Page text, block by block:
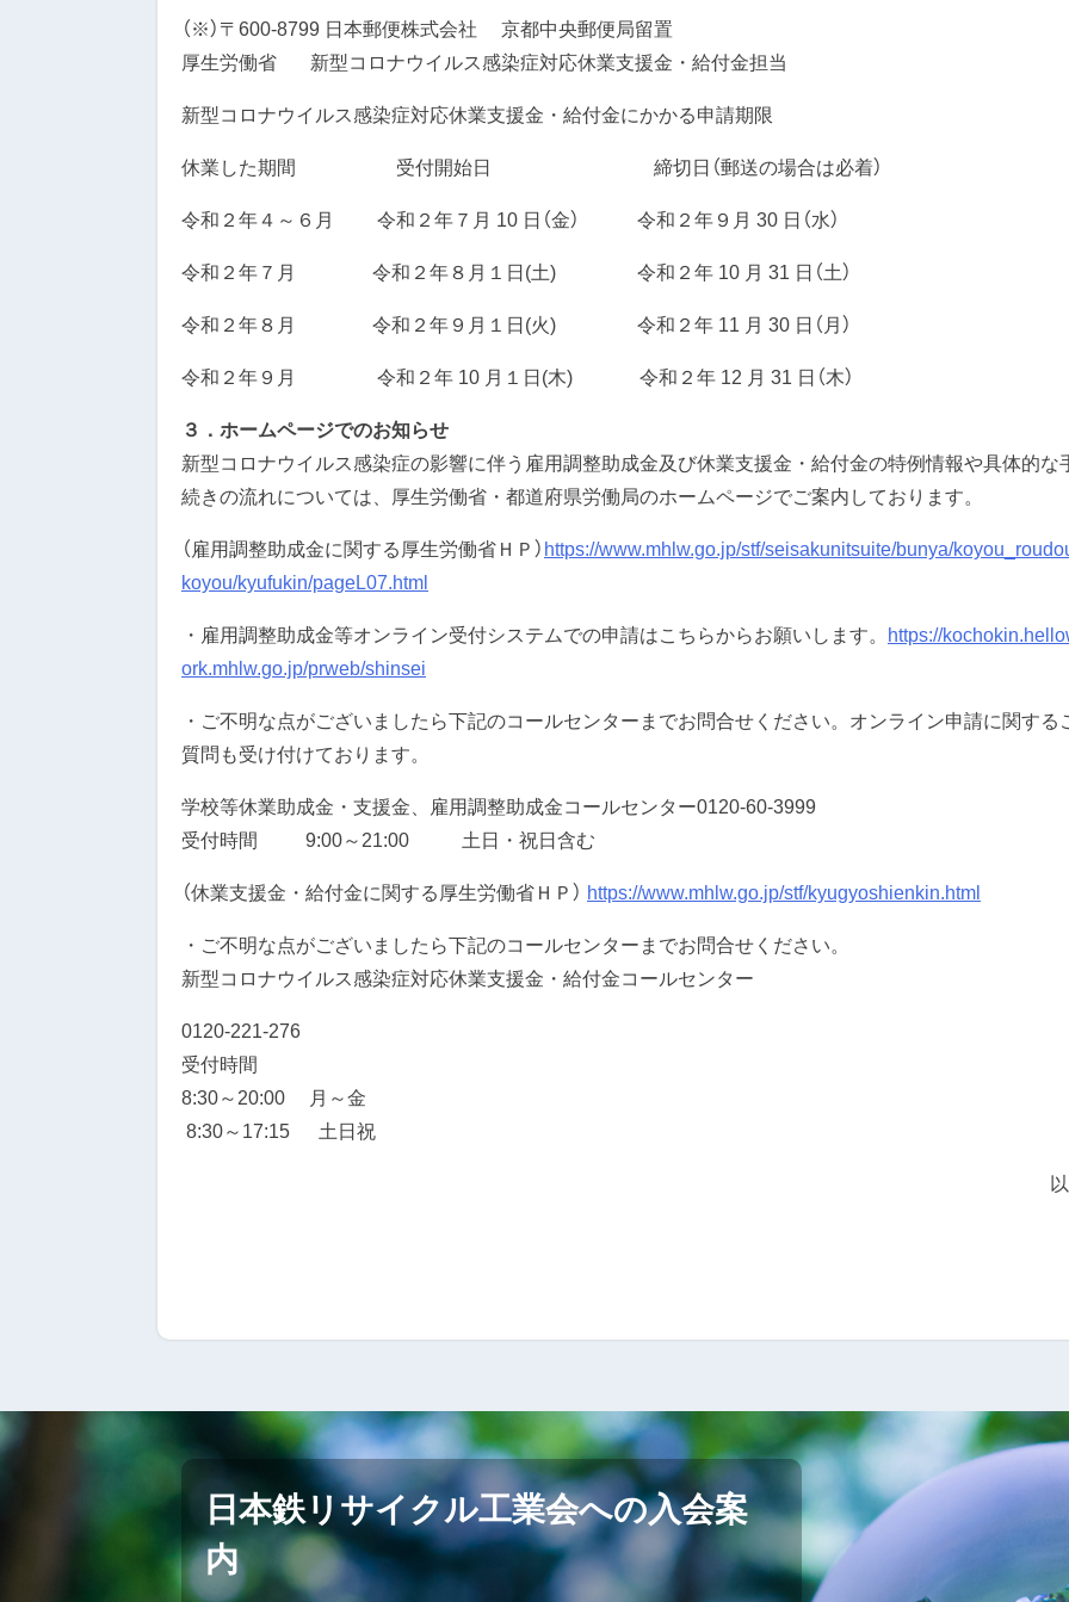
（※）〒600-8799 日本郵便株式会社 京都中央郵便局留置
厚生労働省 新型コロナウイルス感染症対応休業支援金・給付金担当
新型コロナウイルス感染症対応休業支援金・給付金にかかる申請期限
休業した期間 受付開始日 締切日（郵送の場合は必着）
令和２年４～６月 令和２年７月 10 日（金） 令和２年９月 30 日（水）
令和２年７月 令和２年８月１日(土) 令和２年 10 月 31 日（土）
令和２年８月 令和２年９月１日(火) 令和２年 11 月 30 日（月）
令和２年９月 令和２年 10 月１日(木) 令和２年 12 月 31 日（木）
３．ホームページでのお知らせ
新型コロナウイルス感染症の影響に伴う雇用調整助成金及び休業支援金・給付金の特例情報や具体的な
続きの流れについては、厚生労働省・都道府県労働局のホームページでご案内しております。
（雇用調整助成金に関する厚生労働省ＨＰ）https://www.mhlw.go.jp/stf/seisakunitsuite/bunya/
koyou/kyufukin/pageL07.html
・雇用調整助成金等オンライン受付システムでの申請はこちらからお願いします。 https://
ork.mhlw.go.jp/prweb/shinsei
・ご不明な点がございましたら下記のコールセンターまでお問合せください。オンライン申請に関する
質問も受け付けております。
学校等休業助成金・支援金、雇用調整助成金コールセンター0120-60-3999
受付時間 9:00～21:00 土日・祝日含む
（休業支援金・給付金に関する厚生労働省ＨＰ） https://www.mhlw.go.jp/stf/kyugyoshienkin.html
・ご不明な点がございましたら下記のコールセンターまでお問合せください。
新型コロナウイルス感染症対応休業支援金・給付金コールセンター
0120-221-276
受付時間
8:30～20:00 月～金
8:30～17:15 土日祝
日本鉄リサイクル工業会への入会案
内